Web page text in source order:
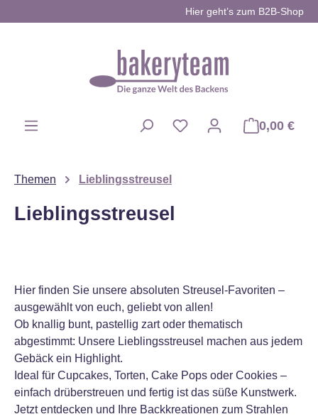
Hier geht’s zum B2B-Shop
0,00 €
Themen Lieblingsstreusel
Lieblingsstreusel
Hier finden Sie unsere absoluten Streusel-Favoriten –
ausgewählt von euch, geliebt von allen!
Ob knallig bunt, pastellig zart oder thematisch
abgestimmt: Unsere Lieblingsstreusel machen aus jedem
Gebäck ein Highlight.
Ideal für Cupcakes, Torten, Cake Pops oder Cookies –
einfach drüberstreuen und fertig ist das süße Kunstwerk.
Jetzt entdecken und Ihre Backkreationen zum Strahlen